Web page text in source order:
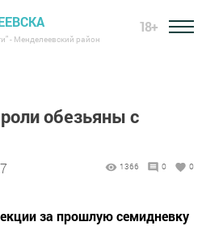
- Менделеевский район
18+
обезьяны с
1366 0 0
за прошлую семидневку